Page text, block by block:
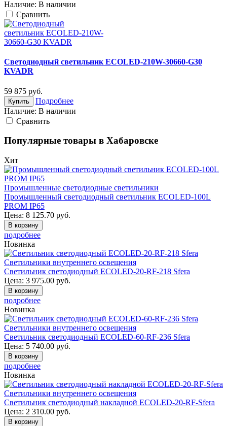
Наличие: В наличии
Cравнить
Светодиодный светильник ECOLED-210W-30660-G30
KVADR
59 875 руб.
Купить
Подробнее
Наличие: В наличии
Cравнить
Популярные товары в Хабаровске
Хит
Промышленные светодиодные светильники
Промышленный светодиодный светильник ECOLED-100L
PROM IP65
Цена: 8 125.70 руб.
В корзину
подробнее
Новинка
Светильники внутреннего освещения
Светильник светодиодный ECOLED-20-RF-218 Sfera
Цена: 3 975.00 руб.
В корзину
подробнее
Новинка
Светильники внутреннего освещения
Светильник светодиодный ECOLED-60-RF-236 Sfera
Цена: 5 740.00 руб.
В корзину
подробнее
Новинка
Светильники внутреннего освещения
Светильник светодиодный накладной ECOLED-20-RF-Sfera
Цена: 2 310.00 руб.
В корзину